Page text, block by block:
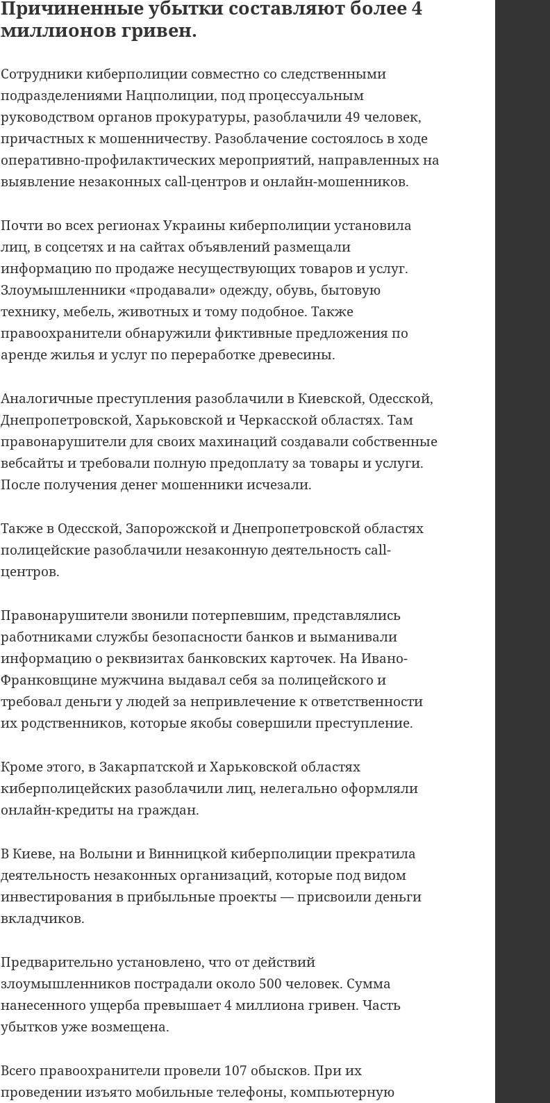
Причиненные убытки составляют более 4
миллионов гривен.
Сотрудники киберполиции совместно со следственными
подразделениями Нацполиции, под процессуальным
руководством органов прокуратуры, разоблачили 49 человек,
причастных к мошенничеству. Разоблачение состоялось в ходе
оперативно-профилактических мероприятий, направленных на
выявление незаконных call-центров и онлайн-мошенников.
Почти во всех регионах Украины киберполиции установила
лиц, в соцсетях и на сайтах объявлений размещали
информацию по продаже несуществующих товаров и услуг.
Злоумышленники «продавали» одежду, обувь, бытовую
технику, мебель, животных и тому подобное. Также
правоохранители обнаружили фиктивные предложения по
аренде жилья и услуг по переработке древесины.
Аналогичные преступления разоблачили в Киевской, Одесской,
Днепропетровской, Харьковской и Черкасской областях. Там
правонарушители для своих махинаций создавали собственные
вебсайты и требовали полную предоплату за товары и услуги.
После получения денег мошенники исчезали.
Также в Одесской, Запорожской и Днепропетровской областях
полицейские разоблачили незаконную деятельность call-
центров.
Правонарушители звонили потерпевшим, представлялись
работниками службы безопасности банков и выманивали
информацию о реквизитах банковских карточек. На Ивано-
Франковщине мужчина выдавал себя за полицейского и
требовал деньги у людей за непривлечение к ответственности
их родственников, которые якобы совершили преступление.
Кроме этого, в Закарпатской и Харьковской областях
киберполицейских разоблачили лиц, нелегально оформляли
онлайн-кредиты на граждан.
В Киеве, на Волыни и Винницкой киберполиции прекратила
деятельность незаконных организаций, которые под видом
инвестирования в прибыльные проекты — присвоили деньги
вкладчиков.
Предварительно установлено, что от действий
злоумышленников пострадали около 500 человек. Сумма
нанесенного ущерба превышает 4 миллиона гривен. Часть
убытков уже возмещена.
Всего правоохранители провели 107 обысков. При их
проведении изъято мобильные телефоны, компьютерную